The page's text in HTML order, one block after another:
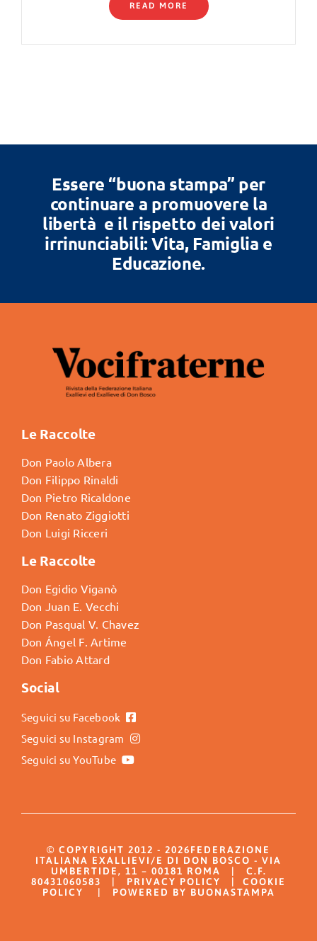
READ MORE
Essere “buona stampa” per
continuare a promuovere la
libertà e il rispetto dei valori
irrinunciabili: Vita, Famiglia e
Educazione.
Le Raccolte
Don Paolo Albera
Don Filippo Rinaldi
Don Pietro Ricaldone
Don Renato Ziggiotti
Don Luigi Ricceri
Le Raccolte
Don Egidio Viganò
Don Juan E. Vecchi
Don Pasqual V. Chavez
Don Ángel F. Artime
Don Fabio Attard
Social
Seguici su Facebook
Seguici su Instagram
Seguici su YouTube
© COPYRIGHT 2012 - 2026FEDERAZIONE
ITALIANA EXALLIEVI/E DI DON BOSCO - VIA
UMBERTIDE, 11 – 00181 ROMA | C.F.
80431060583 | PRIVACY POLICY | COOKIE
POLICY | POWERED BY BUONASTAMPA